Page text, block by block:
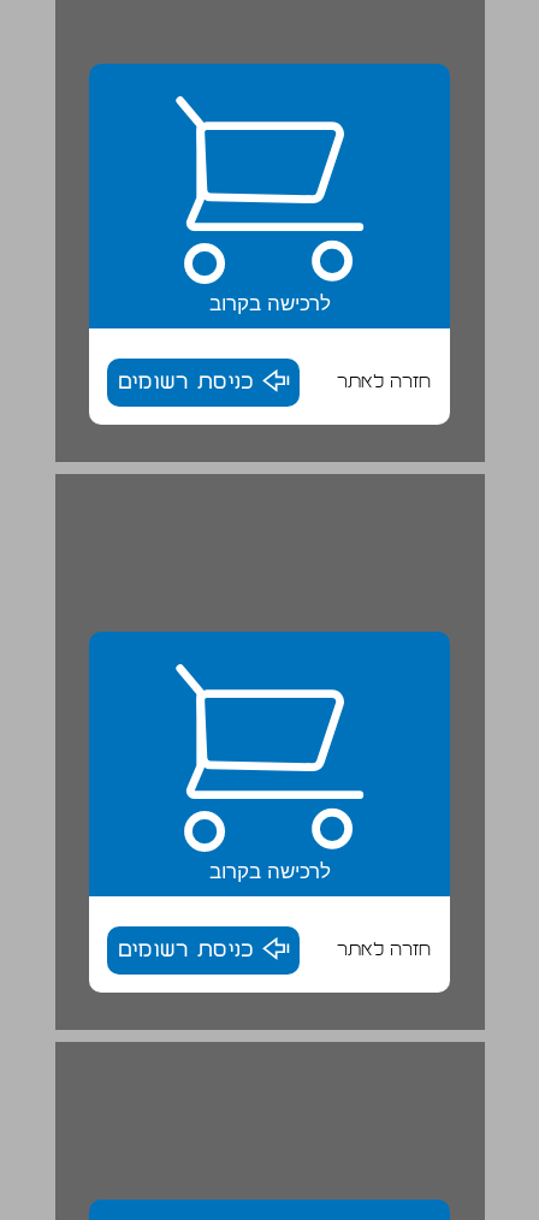
לרכישה בקרוב
חזרה לאתר כניסת רשומים
לרכישה בקרוב
חזרה לאתר כניסת רשומים